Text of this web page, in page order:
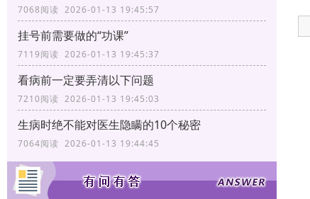
7068阅读 2026-01-13 19:45:57
挂号前需要做的“功课”
7119阅读 2026-01-13 19:45:37
看病前一定要弄清以下问题
7210阅读 2026-01-13 19:45:03
生病时绝不能对医生隐瞒的10个秘密
7064阅读 2026-01-13 19:44:45